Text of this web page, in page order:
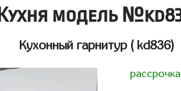
Кухня модель
Кухонный гарнитур ( kd836)